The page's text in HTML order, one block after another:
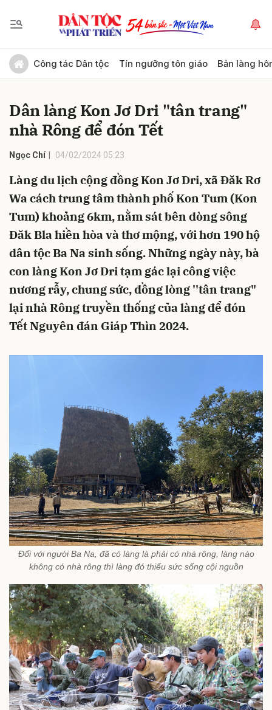
Công tác Dân tộc Tín ngưỡng tôn giáo Bản làng
Dân làng Kon Jơ Dri "tân trang"
nhà Rông để đón Tết
Ngọc Chí 04/02/2024 05:23
Làng du lịch cộng đồng Kon Jơ Dri, xã Đăk Rơ
Wa cách trung tâm thành phố Kon Tum (Kon
Tum) khoảng 6km, nằm sát bên dòng sông
Đăk Bla hiền hòa và thơ mộng, với hơn 190 hộ
dân tộc Ba Na sinh sống. Những ngày này, bà
con làng Kon Jơ Dri tạm gác lại công việc
nương rẫy, chung sức, đồng lòng ''tân trang"
lại nhà Rông truyền thống của làng để đón
Tết Nguyên đán Giáp Thìn 2024.
Đối với người Ba Na, đã có làng là phải có nhà rông, làng nào
không có nhà rông thì làng đó thiếu sức sống cội nguồn
Gửi bình luận
Hủy Gửi